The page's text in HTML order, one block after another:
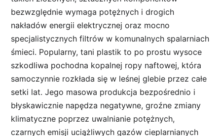
bezwzględnie wymaga potężnych i drogich
nakładów energii elektrycznej oraz mocno
specjalistycznych filtrów w komunalnych spalarniach
śmieci. Popularny, tani plastik to po prostu wysoce
szkodliwa pochodna kopalnej ropy naftowej, która
samoczynnie rozkłada się w leśnej glebie przez całe
setki lat. Jego masowa produkcja bezpośrednio i
błyskawicznie napędza negatywne, groźne zmiany
klimatyczne poprzez uwalnianie potężnych,
czarnych emisji uciążliwych gazów cieplarnianych